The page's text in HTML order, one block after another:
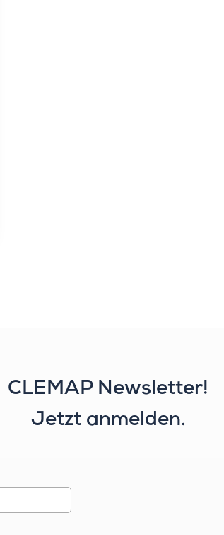
CLEMAP Newsletter!
Jetzt anmelden.